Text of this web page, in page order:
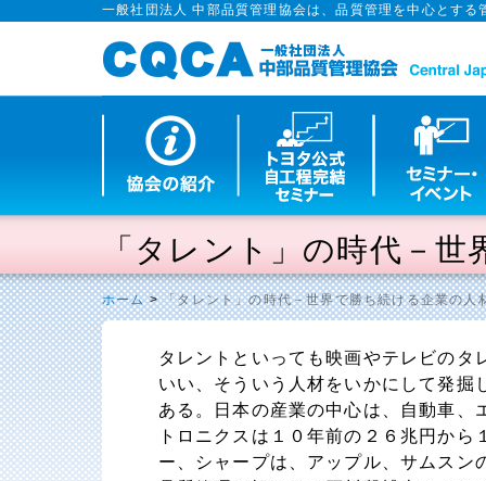
一般社団法人 中部品質管理協会は、品質管理を中心とす
「タレント」の時代－
ホーム>「タレント」の時代－世界で勝ち続ける企業の人
タレントといっても映画やテレビの
いい、そういう人材をいかにして発
ある。日本の産業の中心は、自動車
トロニクスは１０年前の２６兆円か
ー、シャープは、アップル、サムスン